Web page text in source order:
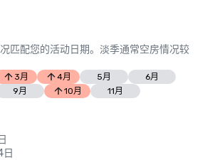
匹配您的活动日期。淡季通常空房情况较
3月 4月 5月
6月
9月 10月
11月